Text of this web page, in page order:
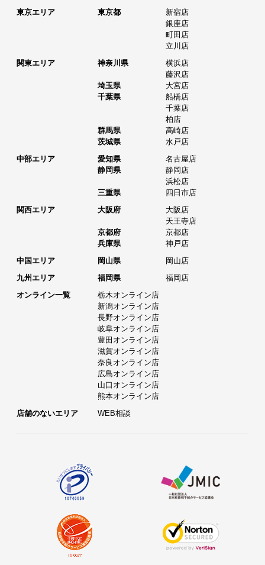
東京エリア
東京都
新宿店
銀座店
町田店
立川店
関東エリア
神奈川県
横浜店
藤沢店
埼玉県
大宮店
千葉県
船橋店
千葉店
柏店
群馬県
高崎店
茨城県
水戸店
中部エリア
愛知県
名古屋店
静岡県
静岡店
浜松店
三重県
四日市店
関西エリア
大阪府
大阪店
天王寺店
京都府
京都店
兵庫県
神戸店
中国エリア
岡山県
岡山店
九州エリア
福岡県
福岡店
オンライン一覧
栃木オンライン店
新潟オンライン店
長野オンライン店
岐阜オンライン店
豊田オンライン店
滋賀オンライン店
奈良オンライン店
広島オンライン店
山口オンライン店
熊本オンライン店
店舗のないエリア
WEB相談